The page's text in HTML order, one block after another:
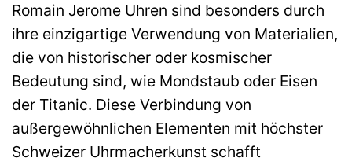
Romain Jerome Uhren sind besonders durch
ihre einzigartige Verwendung von Materialien,
die von historischer oder kosmischer
Bedeutung sind, wie Mondstaub oder Eisen
der Titanic. Diese Verbindung von
außergewöhnlichen Elementen mit höchster
Schweizer Uhrmacherkunst schafft